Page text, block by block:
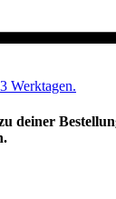
Werktagen.
deiner